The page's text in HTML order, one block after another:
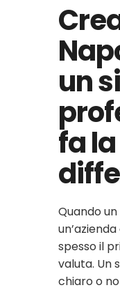
un
fa la
Quando
spesso il
valuta. Un
chiaro o